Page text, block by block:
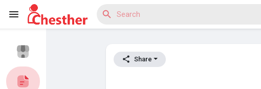
Share